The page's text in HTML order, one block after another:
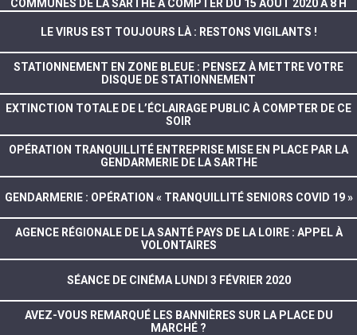
COMMUNES DE LA SARTHE À COMPTER DU 15 AOÛT 2020 À 8 H
LE VIRUS EST TOUJOURS LÀ : RESTONS VIGILANTS !
STATIONNEMENT EN ZONE BLEUE : PENSEZ À METTRE VOTRE
DISQUE DE STATIONNEMENT
EXTINCTION TOTALE DE L’ÉCLAIRAGE PUBLIC À COMPTER DE CE
SOIR
OPÉRATION TRANQUILLITÉ ENTREPRISE MISE EN PLACE PAR LA
GENDARMERIE DE LA SARTHE
GENDARMERIE : OPÉRATION « TRANQUILLITÉ SENIORS COVID 19 »
AGENCE RÉGIONALE DE LA SANTÉ PAYS DE LA LOIRE : APPEL À
VOLONTAIRES
SÉANCE DE CINÉMA LUNDI 3 FÉVRIER 2020
AVEZ-VOUS REMARQUÉ LES BANNIÈRES SUR LA PLACE DU
MARCHÉ ?